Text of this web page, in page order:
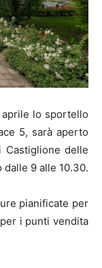
aprile lo sportello
5, sarà aperto
delle
dalle 9 alle 10.30.
pianificate per
i punti vendita